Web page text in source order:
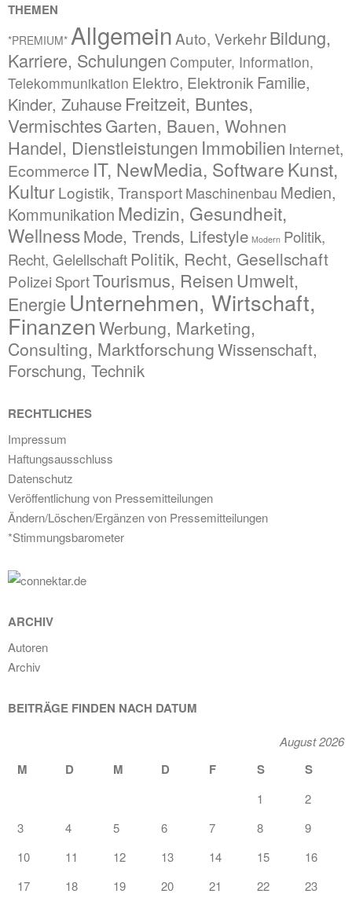
THEMEN
*PREMIUM* Allgemein Auto, VerkehrBildung,
Karriere, Schulungen Computer, Information,
Telekommunikation Elektro, Elektronik Familie,
Kinder, Zuhause Freitzeit, Buntes,
Vermischtes Garten, Bauen, Wohnen
Handel, Dienstleistungen Immobilien Internet,
Ecommerce IT, NewMedia, SoftwareKunst,
KulturLogistik, TransportMaschinenbau Medien,
Kommunikation Medizin, Gesundheit,
WellnessMode, Trends, Lifestyle Modern Politik,
Recht, Gelellschaft Politik, Recht, Gesellschaft
Polizei SportTourismus, Reisen Umwelt,
Energie Unternehmen, Wirtschaft,
FinanzenWerbung, Marketing,
Consulting, MarktforschungWissenschaft,
Forschung, Technik
RECHTLICHES
Impressum
Haftungsausschluss
Datenschutz
Veröffentlichung von Pressemitteilungen
Ändern/Löschen/Ergänzen von Pressemitteilungen
*Stimmungsbarometer
ARCHIV
Autoren
Archiv
BEITRÄGE FINDEN NACH DATUM
August 2026
M D M D F S S
1
2
3
4 5 6 7 8
9
10
11 12 13 14 15
16
17
18 19 20 21 22 23